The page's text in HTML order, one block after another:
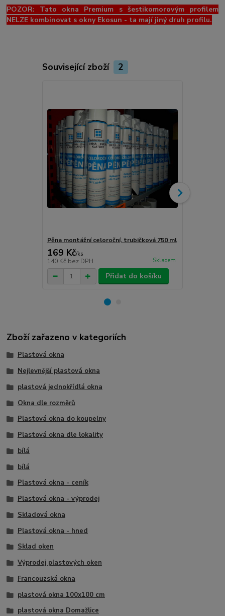
POZOR: Tato okna Premium s šestikomorovým profilem
NELZE kombinovat s okny Ekosun - ta mají jiný druh profilu.
Související zboží 2
Pěna montážní celoroční, trubičková 750 ml
169 Kč/ks
140 Kč bez DPH Skladem
Přidat do košíku
Zboží zařazeno v kategoriích
Plastová okna
Nejlevnější plastová okna
plastová jednokřídlá okna
Okna dle rozměrů
Plastová okna do koupelny
Plastová okna dle lokality
bílá
bílá
Plastová okna - ceník
Plastová okna - výprodej
Skladová okna
Plastová okna - hned
Sklad oken
Výprodej plastových oken
Francouzská okna
plastová okna 100x100 cm
plastová okna Domažlice